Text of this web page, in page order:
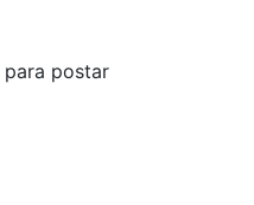
para postar